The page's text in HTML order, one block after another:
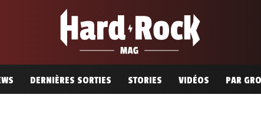
DERNIÈRES SORTIES STORIES VIDÉOS PAR